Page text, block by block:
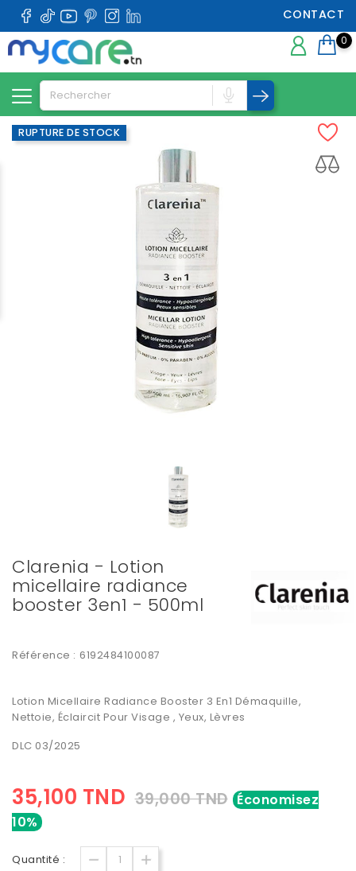
CONTACT
0
RUPTURE DE STOCK
Clarenia - Lotion
micellaire radiance
booster 3en1 - 500ml
Référence : 6192484100087
Lotion Micellaire Radiance Booster 3 En1 Démaquille,
Nettoie, Éclaircit Pour Visage , Yeux, Lèvres
DLC 03/2025
35,100 TND 39,000 TND Économisez
10%
Quantité :